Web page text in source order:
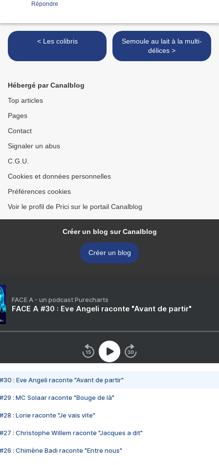
Répondre
< Les colibris
Semoule au lait à la multi-
délices >
Hébergé par Canalblog
Top articles
Pages
Contact
Signaler un abus
C.G.U.
Cookies et données personnelles
Préférences cookies
Voir le profil de Prici sur le portail Canalblog
Créer un blog sur Canalblog
Créer un blog
FACE A - un podcast Purecharts
FACE A #30 : Eve Angeli raconte "Avant de partir"
#30 : Eve Angeli raconte "Avant de partir"
#29 : MC Solaar raconte "Bouge de là"
#28 : Lorie raconte "Je vais vite"
#27 : Christophe Willem raconte "Jacques a dit"
#26 : Chimène Badi raconte "Entre nous"